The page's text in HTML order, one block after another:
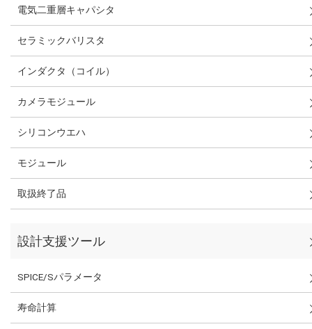
電気二重層キャパシタ
セラミックバリスタ
インダクタ（コイル）
カメラモジュール
シリコンウエハ
モジュール
取扱終了品
設計支援ツール
SPICE/Sパラメータ
寿命計算